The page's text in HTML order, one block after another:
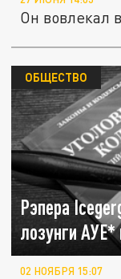
Он вовлекал
Рэпера
лозунги АУЕ*
ОБЩЕСТВО
02 НОЯБРЯ 15:07